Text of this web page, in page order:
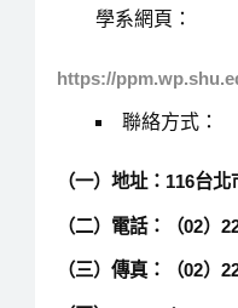
學系網頁：
https://
聯絡方式：
（一）地址：116台
（二）電話：（02）
（三）傳真：（02）